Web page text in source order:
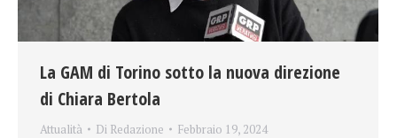
La GAM di Torino sotto la nuova direzione
di Chiara Bertola
Attualità Di Redazione Febbraio 19, 2024